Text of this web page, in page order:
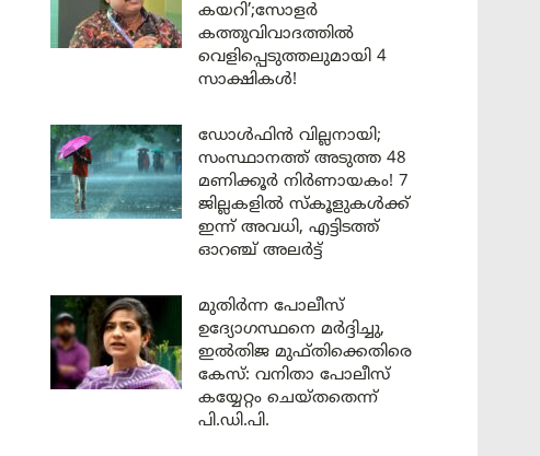
കയറി’;സോളർ
കത്തുവിവാദത്തിൽ
വെളിപ്പെടുത്തലുമായി 4
സാക്ഷികൾ!
ഡോൾഫിൻ വില്ലനായി;
സംസ്ഥാനത്ത് അടുത്ത 48
മണിക്കൂർ നിർണായകം! 7
ജില്ലകളിൽ സ്കൂളുകൾക്ക്
ഇന്ന് അവധി, എട്ടിടത്ത്
ഓറഞ്ച് അലർട്ട്
മുതിർന്ന പോലീസ്
ഉദ്യോഗസ്ഥനെ മർദ്ദിച്ചു,
ഇൽതിജ മുഫ്തിക്കെതിരെ
കേസ്: വനിതാ പോലീസ്
കയ്യേറ്റം ചെയ്തതെന്ന്
പി.ഡി.പി.